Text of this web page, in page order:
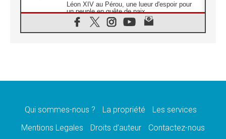
Léon XIV au Pérou, une lueur d'espoir pour
un peuple en quête de paix
05.08.2026
SCEAM: L'Église en Afrique vers
en Argentine et au Pérou
Audience générale: la prière est un acte
Qui sommes-nous ? La propriété
Les services
Mentions Legales
Droits d’auteur Contactez-nous